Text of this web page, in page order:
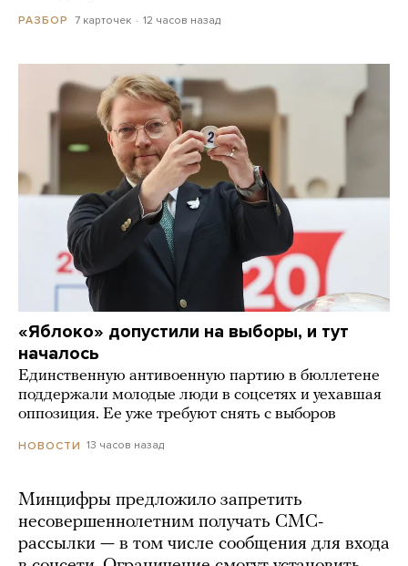
РАЗБОР 7 карточек 12 часов назад
«Яблоко» допустили на выборы, и тут
началось
Единственную антивоенную партию в бюллетене
поддержали молодые люди в соцсетях и уехавшая
оппозиция. Ее уже требуют снять с выборов
НОВОСТИ 13 часов назад
Минцифры предложило запретить
несовершеннолетним получать СМС-
рассылки — в том числе сообщения для входа